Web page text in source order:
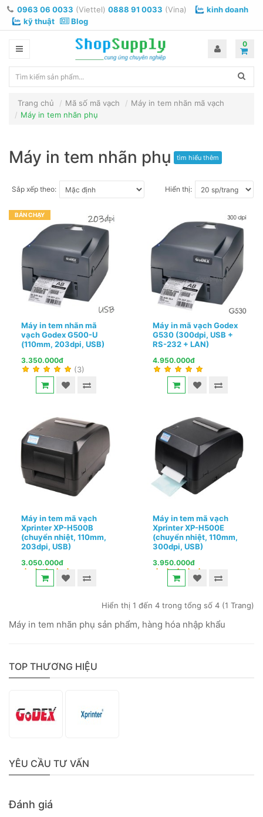
0963 06 0033 (Viettel) 0888 91 0033 (Vina)
kinh doanh
kỹ thuật
Blog
0
Trang chủ Mã số mã vạch
Máy in tem nhãn mã vạch
Máy in tem nhãn phụ
Máy in tem nhãn phụ tìm hiểu thêm
Sắp xếp theo: Hiển thị:
BÁN CHẠY
Máy in tem nhãn mã
vạch Godex G500-U
(110mm, 203dpi, USB)
3.350.000đ
(3)
Máy in mã vạch Godex
G530 (300dpi, USB +
RS-232 + LAN)
4.950.000đ
Máy in tem mã vạch
Xprinter XP-H500B
(chuyển nhiệt, 110mm,
203dpi, USB)
3.050.000đ
Máy in tem mã vạch
Xprinter XP-H500E
(chuyển nhiệt, 110mm,
300dpi, USB)
3.950.000đ
Hiển thị 1 đến 4 trong tổng số 4 (1 Trang)
Máy in tem nhãn phụ sản phẩm, hàng hóa nhập khẩu
TOP THƯƠNG HIỆU
YÊU CẦU TƯ VẤN
Đánh giá